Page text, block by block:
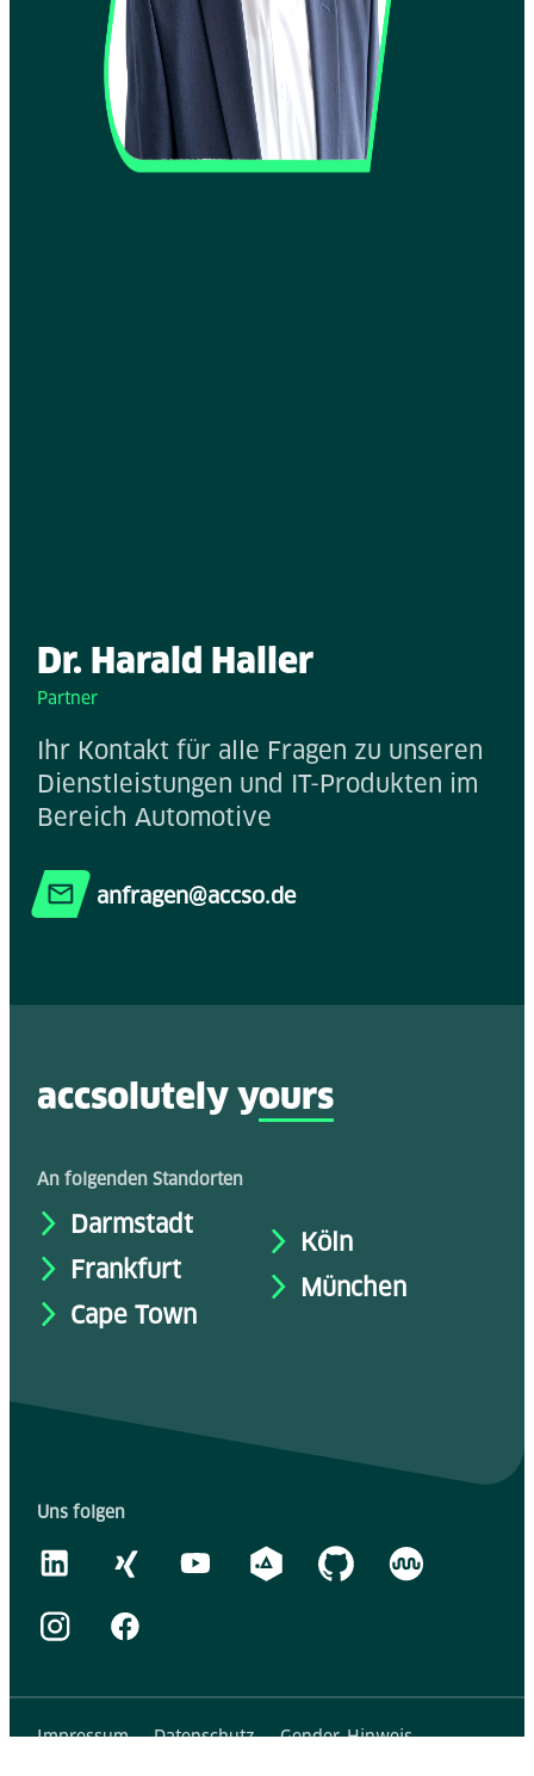
Dr. Harald Haller
Partner
Ihr Kontakt für alle Fragen zu unseren
Dienstleistungen und IT-Produkten im
Bereich Automotive
anfragen@accso.de
accsolutely yours
An folgenden Standorten
Darmstadt
Frankfurt
Cape Town
Köln
München
Uns folgen
Impressum Datenschutz
Gender-Hinweis